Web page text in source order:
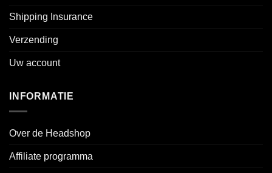
Shipping Insurance
Verzending
Uw account
INFORMATIE
Over de Headshop
Affiliate programma